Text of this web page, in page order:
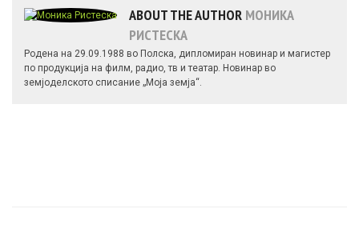
ABOUT THE AUTHOR МОНИКА
РИСТЕСКА
Родена на 29.09.1988 во Полска, дипломиран новинар и магистер
по продукција на филм, радио, тв и театар. Новинар во
земјоделското списание „Моја земја“.